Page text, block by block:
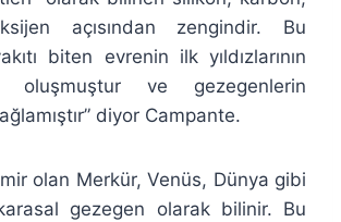
açısından zengindir. Bu
biten evrenin ilk yıldızlarının
oluşmuştur ve gezegenlerin
diyor Campante.
olan Merkür, Venüs, Dünya gibi
gezegen olarak bilinir. Bu